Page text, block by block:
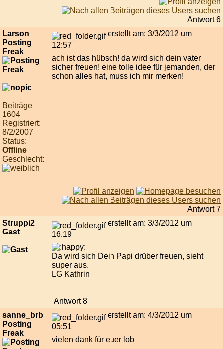
Antwort 6
Larson
Posting
Freak
Beiträge
1604
Registriert:
8/2/2007
Status:
Offline
Geschlecht:
erstellt am: 3/3/2012 um
12:57
ach ist das hübsch! da wird sich dein vater
sicher freuen! eine tolle idee für jemanden, der
schon alles hat, muss ich mir merken!
Antwort 7
Struppi2
Gast
erstellt am: 3/3/2012 um
16:19
Da wird sich Dein Papi drüber freuen, sieht
super aus.
LG Kathrin
Antwort 8
sanne_brb
Posting
Freak
erstellt am: 4/3/2012 um
05:51
vielen dank für euer lob